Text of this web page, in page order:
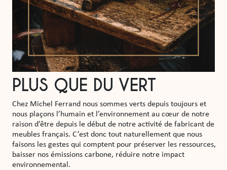
PLUS QUE DU VERT
Chez Michel Ferrand nous sommes verts depuis toujours et
nous plaçons l’humain et l’environnement au cœur de notre
raison d’être depuis le début de notre activité de fabricant de
meubles français. C’est donc tout naturellement que nous
faisons les gestes qui comptent pour préserver les ressources,
baisser nos émissions carbone, réduire notre impact
environnemental.